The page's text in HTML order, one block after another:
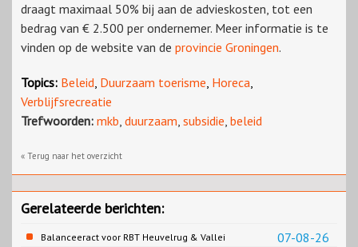
draagt maximaal 50% bij aan de advieskosten, tot een
bedrag van € 2.500 per ondernemer. Meer informatie is te
vinden op de website van de provincie Groningen.
Topics: Beleid, Duurzaam toerisme, Horeca,
Verblijfsrecreatie
Trefwoorden: mkb, duurzaam, subsidie, beleid
« Terug naar het overzicht
Gerelateerde berichten:
07-08-26
Balanceeract voor RBT Heuvelrug & Vallei